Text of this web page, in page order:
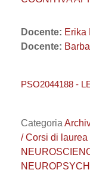
Docente: Erika
Docente:
PSO2044188 -
Categoria
/ Corsi di